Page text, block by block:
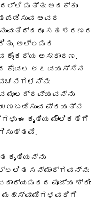
ಮತ್ತು ಅದಕ್ಕೂ
ಅವರ
ಸಹ ಶರಣರ
ಅಲ್ಲಮರ
ಅಸಾಧಾರಣ.
ಕೇವಲ ೮೭ ವಯಸ್ಸಿನ
ವಚನಗಳನ್ನು
ಮೂಲದ್ರವ್ಯವನ್ನು
ಉಣಬಡಿಸುವ ಪ್ರಯತ್ನ
ಈ ಕೃತಿಯ ಮೌಲಿಕತೆಗೆ
ಕೃತಿಯನ್ನು
ಸನ್ಮಾರ್ಗವನ್ನು
ಪೂಜ್ಯ ಶ್ರೀ
ಮಹಾಸ್ವಾಮಿಗಳವರಿಗೆ